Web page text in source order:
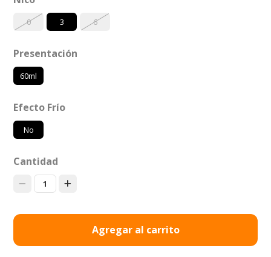
0 3 6
Presentación
60ml
Efecto Frío
No
Cantidad
1
Agregar al carrito